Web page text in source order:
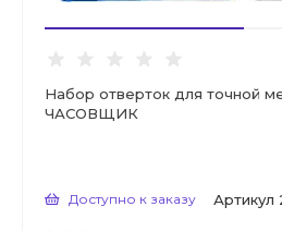
Набор отверток для точной
ЧАСОВЩИК
Доступно к заказу Артикул